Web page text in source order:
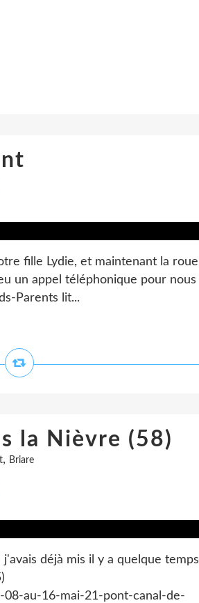
fille Lydie, et maintenant la roue
un appel téléphonique pour nous
Parents lit...
la Nièvre (58)
, Briare
déjà mis il y a quelque temps
au-16-mai-21-pont-canal-de-